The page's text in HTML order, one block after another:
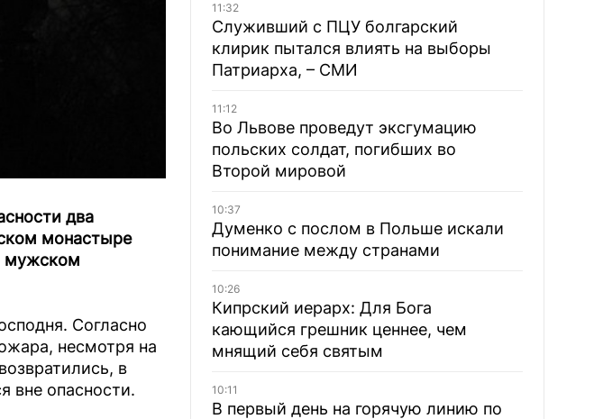
два
монастыре
мужском
Согласно
несмотря на
в
вне опасности.
11:32
Служивший с ПЦУ болгарский
клирик пытался влиять на выборы
Патриарха, – СМИ
11:12
Во Львове проведут эксгумацию
польских солдат, погибших во
Второй мировой
10:37
Думенко с послом в Польше искали
понимание между странами
10:26
Кипрский иерарх: Для Бога
кающийся грешник ценнее, чем
мнящий себя святым
10:11
В первый день на горячую линию по